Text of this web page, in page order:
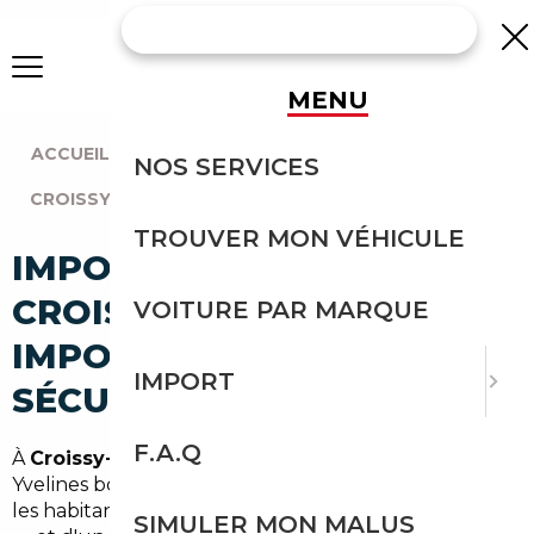
ACCUEIL AGENCE PARIS
CROISSY-SUR-SEINE (78290)
IMPORT VOITURE À
CROISSY-SUR-SEINE :
IMPORTEZ EN TOUTE
SÉCURITÉ
À Croissy-sur-Seine
Yvelines bordant la Seine et jouxtant l'ouest parisien,
les habitants bénéficient d'un cadre de vie privilégié
MENU
NOS SERVICES
TROUVER MON VÉHICULE
VOITURE PAR MARQUE
IMPORT
F.A.Q
SIMULER MON MALUS